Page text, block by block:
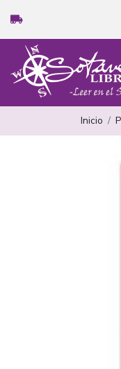
Inicio